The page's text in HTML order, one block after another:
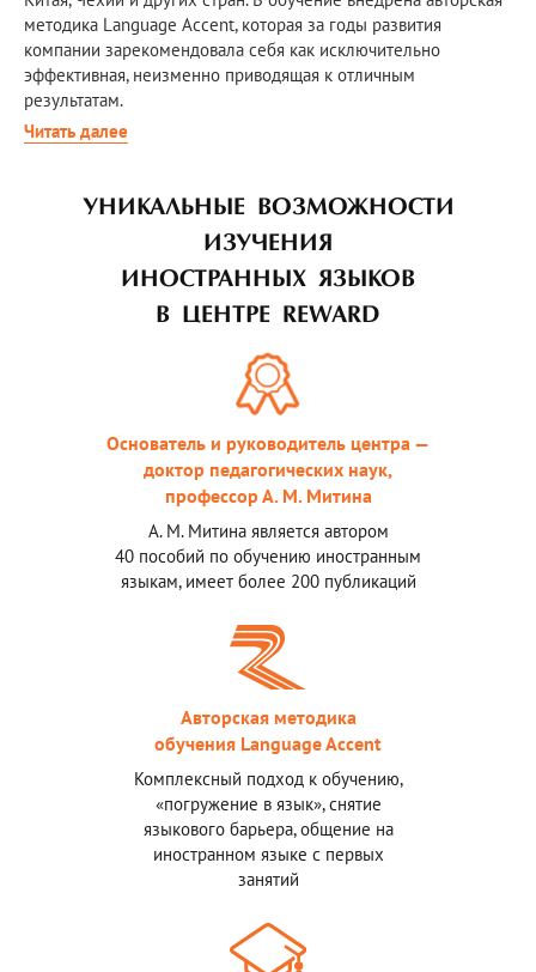
методика Language Accent, которая за годы развития
компании зарекомендовала себя как исключительно
эффективная, неизменно приводящая к отличным
результатам.
Читать далее
УНИКАЛЬНЫЕ ВОЗМОЖНОСТИ
ИЗУЧЕНИЯ
ИНОСТРАННЫХ ЯЗЫКОВ
В ЦЕНТРЕ REWARD
Основатель и руководитель центра —
доктор педагогических наук,
профессор А. М. Митина
А. М. Митина является автором
40 пособий по обучению иностранным
языкам, имеет более 200 публикаций
Авторская методика
обучения Language Accent
Комплексный подход к обучению,
«погружение в язык», снятие
языкового барьера, общение на
иностранном языке с первых
занятий